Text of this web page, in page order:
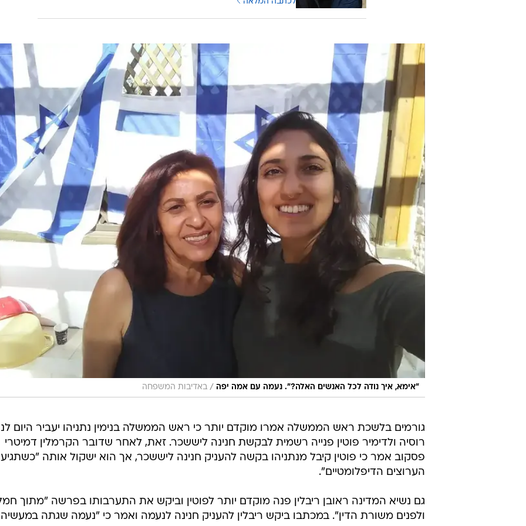
לא יודעת כמה זמן זה ייקח. היא אמרה 'אימא תוציאי אותי מפה, אני לא יכולה יותר'. ניסיתי לחזק
אבל זה הסתבך".
עוד בוואלה
גורמים בלשכת רה"מ: נתניהו יבקש היום מפוטין חנינה
לנעמה יששכר
לכתבה המלאה
"אימא, איך נודה לכל האנשים האלה?". נעמה עם אמה יפה / באדיבות המשפחה